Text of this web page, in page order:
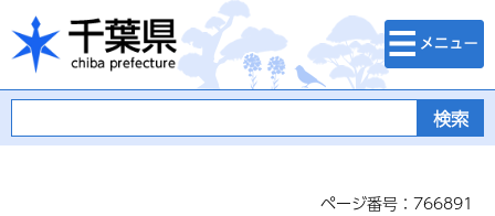
千葉県
検索・メニュ
ー
ページ番号：766891